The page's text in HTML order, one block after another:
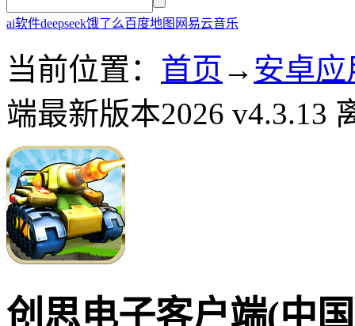
ai软件deepseek饿了么百度地图 网易云音乐
当前位置： 首页 → 安卓应
端最新版本2026 v4.3.13
创思电子客户端(中